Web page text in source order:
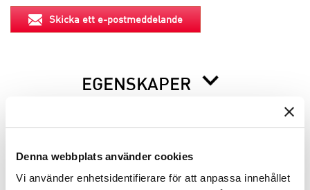
Denna webbplats använder cookies
Vi använder enhetsidentifierare för att anpassa innehållet
Skicka ett e-postmeddelande
EGENSKAPER
BESKRIVNING
INFO INNAN DU ORDERAR